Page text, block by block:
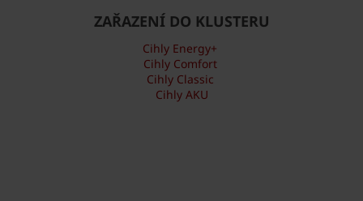
ZAŘAZENÍ DO KLUSTERU
Cihly Energy+
Cihly Comfort
Cihly Classic
Cihly AKU